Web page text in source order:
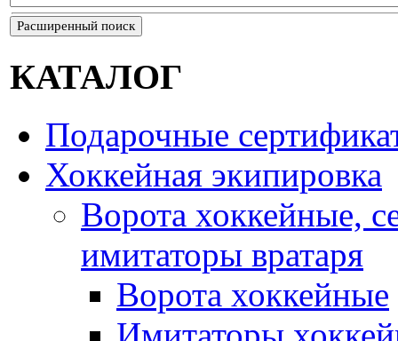
Расширенный поиск
КАТАЛОГ
Подарочные
Хоккейная экипировка
Ворота хоккейные,
имитаторы вратаря
Ворота хоккейные